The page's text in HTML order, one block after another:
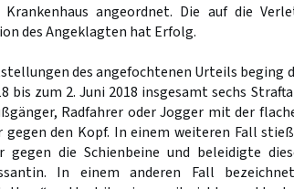
Krankenhaus angeordnet. Die auf die
des Angeklagten hat Erfolg.
des angefochtenen Urteils
bis zum 2. Juni 2018 insgesamt sechs
Radfahrer oder Jogger mit der
gegen den Kopf. In einem weiteren Fall
gegen die Schienbeine und beleidigte
In einem anderen Fall